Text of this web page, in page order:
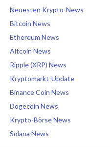
Neuesten Krypto-News
Bitcoin News
Ethereum News
Altcoin News
Ripple (XRP) News
Kryptomarkt-Update
Binance Coin News
Dogecoin News
Krypto-Börse News
Solana News